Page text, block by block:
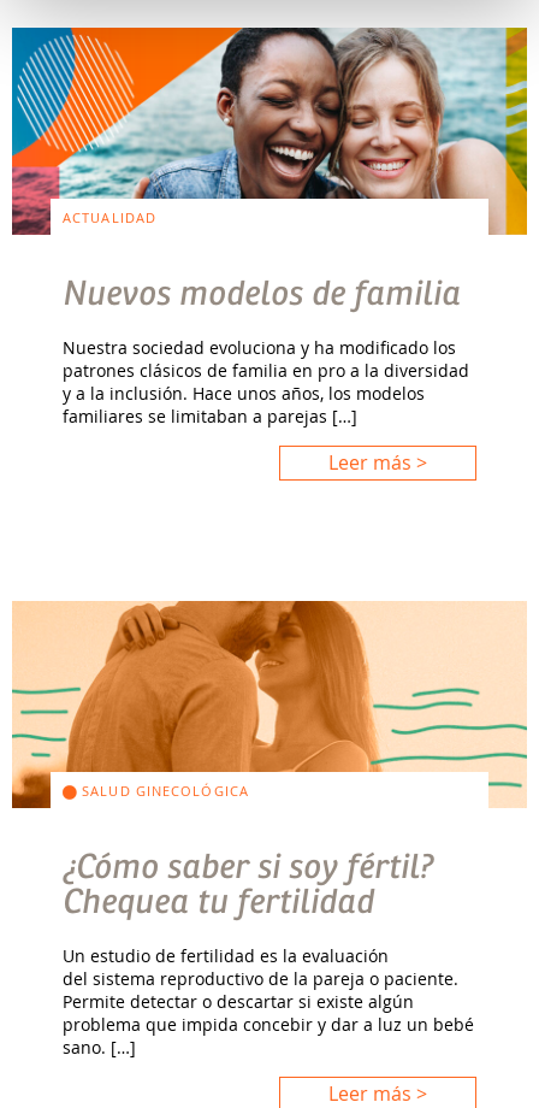
ACTUALIDAD
Nuevos modelos de familia
Nuestra sociedad evoluciona y ha modificado los
patrones clásicos de familia en pro a la diversidad
y a la inclusión. Hace unos años, los modelos
familiares se limitaban a parejas […]
Leer más >
SALUD GINECOLÓGICA
¿Cómo saber si soy fértil?
Chequea tu fertilidad
Un estudio de fertilidad es la evaluación
del sistema reproductivo de la pareja o paciente.
Permite detectar o descartar si existe algún
problema que impida concebir y dar a luz un bebé
sano. […]
Leer más >